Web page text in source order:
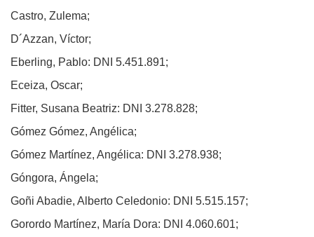
Castro, Zulema;
D´Azzan, Víctor;
Eberling, Pablo: DNI 5.451.891;
Eceiza, Oscar;
Fitter, Susana Beatriz: DNI 3.278.828;
Gómez Gómez, Angélica;
Gómez Martínez, Angélica: DNI 3.278.938;
Góngora, Ángela;
Goñi Abadie, Alberto Celedonio: DNI 5.515.157;
Gorordo Martínez, María Dora: DNI 4.060.601;